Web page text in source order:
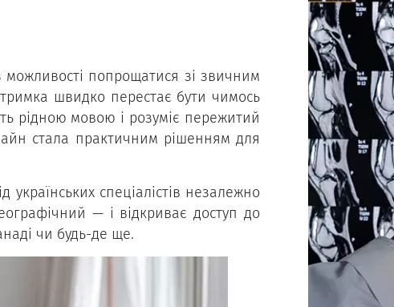
попрощатися зі звичним
швидко перестає бути чимось
рідною мовою і розуміє пережитий
стала практичним рішенням для
спеціалістів незалежно
— і відкриває доступ до
чи будь-де ще.